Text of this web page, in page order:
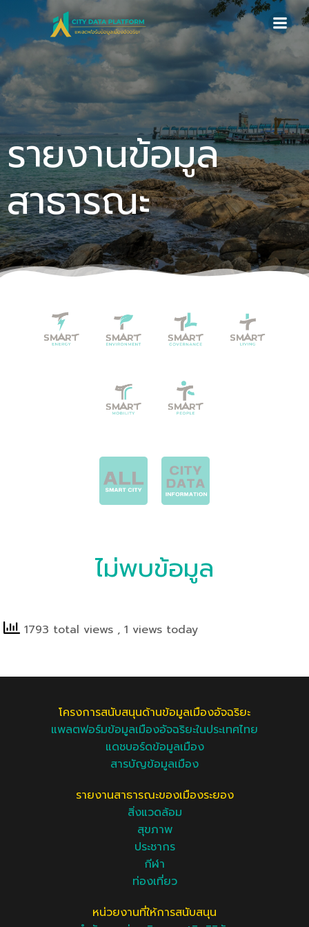
Skip
to
content
รายงานข้อมูล
สาธารณะ
ไม่พบข้อมูล
1793 total views , 1 views today
โครงการสนับสนุนด้านข้อมูลเมืองอัจฉริยะ
แพลตฟอร์มข้อมูลเมืองอัจฉริยะในประเทศไทย
แดชบอร์ดข้อมูลเมือง
สารบัญข้อมูลเมือง
รายงานสาธารณะของเมืองระยอง
สิ่งแวดล้อม
สุขภาพ
ประชากร
กีฬา
ท่องเที่ยว
หน่วยงานที่ให้การสนับสนุน